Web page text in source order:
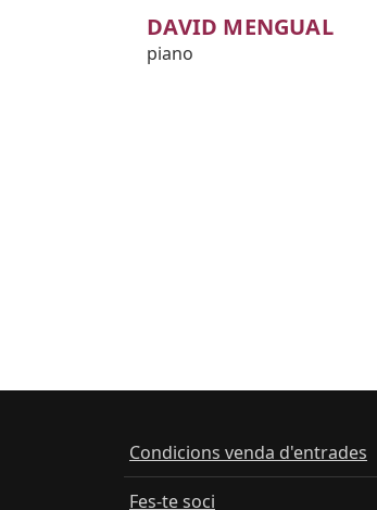
DAVID MENGUAL
piano
Condicions venda d'entrades
Fes-te soci